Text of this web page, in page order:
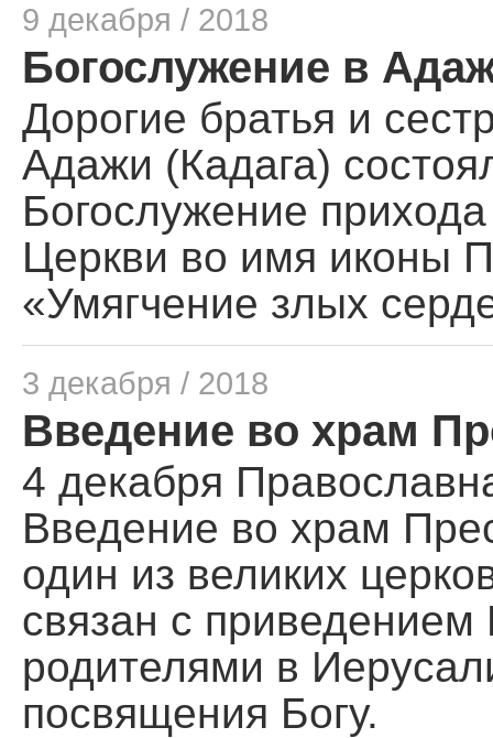
9 декабря / 2018
Богослужение в
Дорогие братья и
Адажи (Кадага)
Богослужение
Церкви во имя иконы
«Умягчение злых
3 декабря / 2018
Введение во храм
4 декабря
Введение во храм
один из великих
связан с
родителями в
посвящения Богу.